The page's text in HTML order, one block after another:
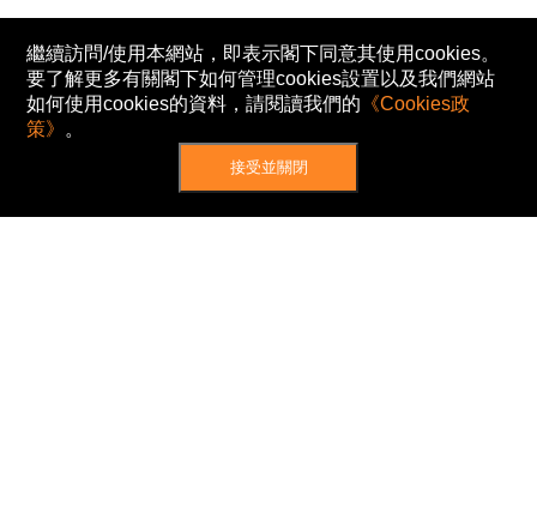
繼續訪問/使用本網站，即表示閣下同意其使用cookies。
要了解更多有關閣下如何管理cookies設置以及我們網站
如何使用cookies的資料，請閱讀我們的 《Cookies政
策》 。
接受並關閉